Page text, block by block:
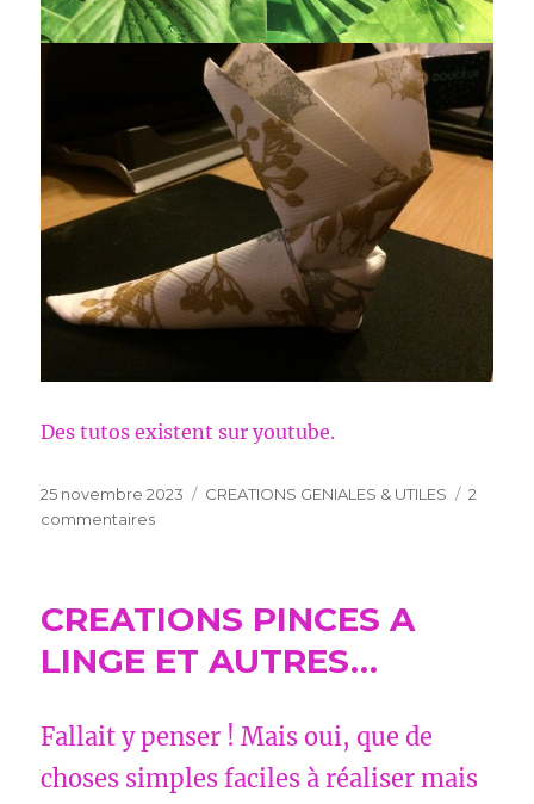
Des tutos existent sur youtube.
Publié
le
25 novembre 2023 Catégories
CREATIONS GENIALES & UTILES
2
commentairessur
CREATIONS PINCES A
LINGE ET AUTRES…
Fallait y penser ! Mais oui, que de
choses simples faciles à réaliser mais